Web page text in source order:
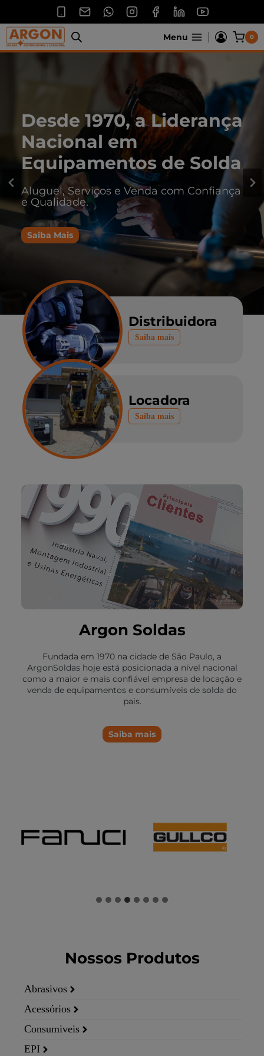
o
Conteúdo
Menu 0
Desde 1970, a Liderança
Nacional em
Equipamentos de Solda
Aluguel, Serviços e Venda com Confiança
e Qualidade.
Saiba Mais
Distribuidora
Saiba mais
Locadora
Saiba mais
Argon Soldas
Fundada em 1970 na cidade de São Paulo, a
ArgonSoldas hoje está posicionada a nível nacional
como a maior e mais confiável empresa de locação e
venda de equipamentos e consumíveis de solda do
pais.
Saiba mais
Nossos Produtos
Abrasivos
Acessórios
Consumiveis
EPI